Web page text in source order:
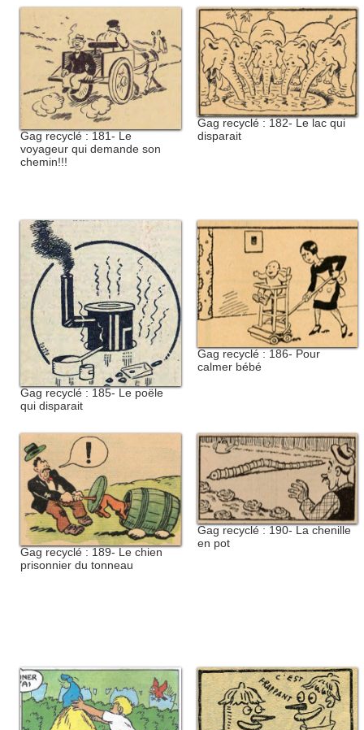
Gag recyclé : 181- Le
voyageur qui demande son
chemin!!!
Gag recyclé : 182- Le lac qui
disparait
Gag recyclé : 185- Le poële
qui disparait
Gag recyclé : 186- Pour
calmer bébé
Gag recyclé : 189- Le chien
prisonnier du tonneau
Gag recyclé : 190- La chenille
en pot